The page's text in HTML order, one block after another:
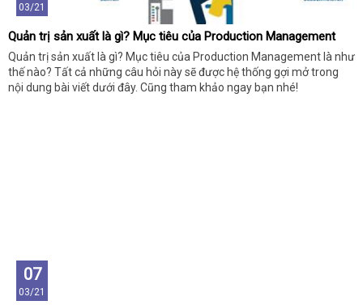
03/21
Quản trị sản xuất là gì? Mục tiêu của Production Management
Quản trị sản xuất là gì? Mục tiêu của Production Management là như
thế nào? Tất cả những câu hỏi này sẽ được hệ thống gợi mở trong
nội dung bài viết dưới đây. Cũng tham khảo ngay bạn nhé!
07
03/21